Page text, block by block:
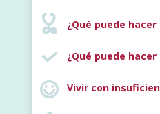
¿Qué puede hacer
¿Qué puede hacer
Vivir con